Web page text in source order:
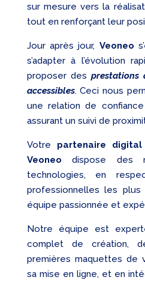
sur mesure vers la
tout en renforçant leur
Jour après jour, Veoneo
s’adapter à l’évolution
proposer des prestations
accessibles. Ceci nous
une relation de
assurant un suivi de
Votre partenaire digital
Veoneo dispose des
technologies, en
professionnelles les
équipe passionnée et
Notre équipe est
complet de création,
premières maquettes de
sa mise en ligne, et en